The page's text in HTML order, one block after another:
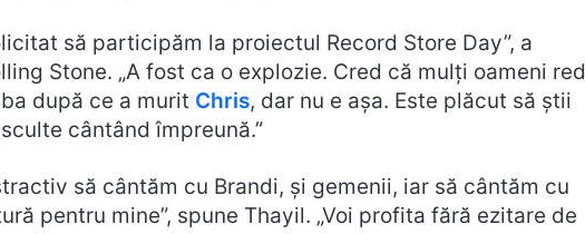
să participăm la proiectul Record Store Day”, a
Stone. „A fost ca o explozie. Cred că mulți oameni red
după ce a murit Chris, dar nu e așa. Este plăcut să știi
cântând împreună.”
să cântăm cu Brandi, și gemenii, iar să cântăm cu
pentru mine”, spune Thayil. „Voi profita fără ezitare de